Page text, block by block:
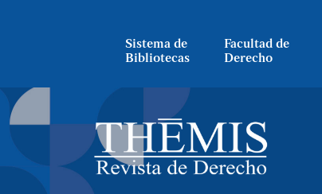
Sistema de
Bibliotecas
Facultad de
Derecho